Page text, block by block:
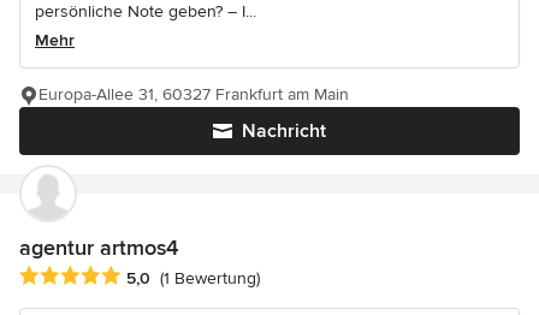
persönliche Note geben? – I...
Mehr
Nachricht
Europa-Allee 31, 60327 Frankfurt am Main
agentur artmos4
Durchschnittliche Bewertung: 5 von 5 Sternen
5,0 (1 Bewertung)